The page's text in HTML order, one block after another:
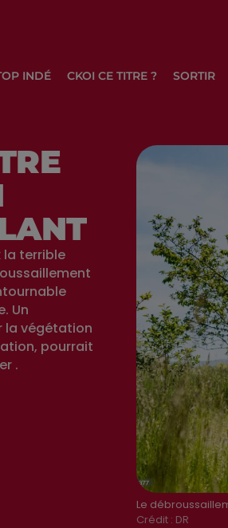
INDÉ CKOI CE TITRE ? SORTIR
Le
Crédit : DR
la terrible
Un
la végétation
pourrait
.